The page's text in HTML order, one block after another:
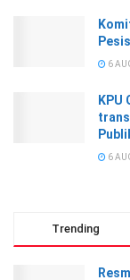
6
KPU
6
Trending